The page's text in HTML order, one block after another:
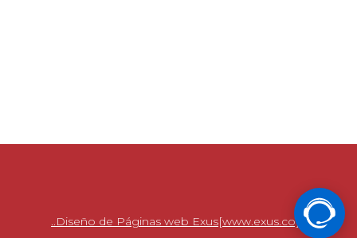
..Diseño de Páginas web Exus[www.exus.co]